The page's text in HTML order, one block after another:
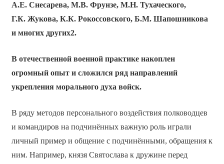
А.Е. Снесарева, М.В. Фрунзе, М.Н. Тухаческого,
Г.К. Жукова, К.К. Рокоссовского, Б.М. Шапошникова
и многих других2.
В отечественной военной практике накоплен
огромный опыт и сложился ряд направлений
укрепления морального духа войск.
В ряду методов персонального воздействия полководцев
и командиров на подчинённых важную роль играли
личный пример и общение с подчинёнными, обращения к
ним. Например, князя Святослава к дружине перед